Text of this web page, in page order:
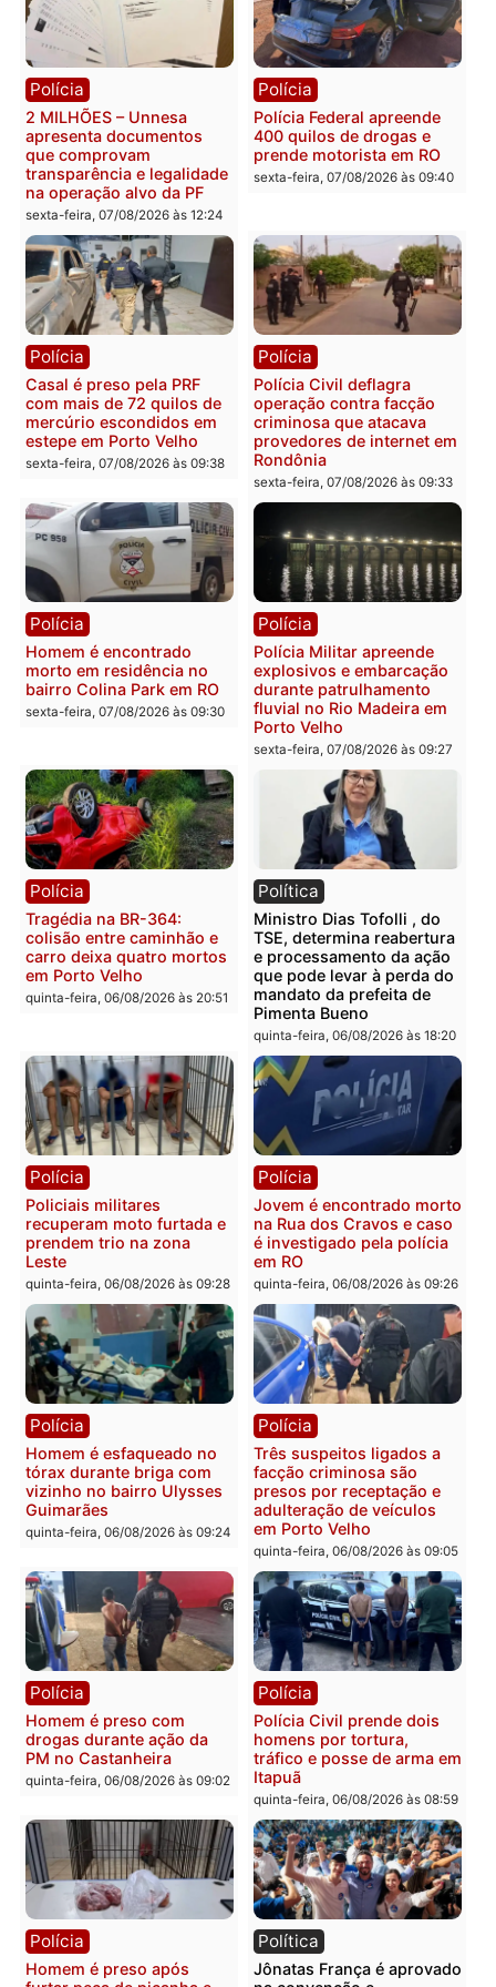
Você também vai querer ler...
Política
Marcos Rogério apresenta
Plano de Governo com
228 projetos, metas
públicas e
acompanhamento de
resultados
sexta-feira, 07/08/2026 às 18:49
Eleições 2026: Pastor
Evanildo pode ser o
primeiro pastor de
Rondônia na Câmara
Federal
sexta-feira, 07/08/2026 às
Polícia
2 MILHÕES – Unnesa
apresenta documentos
que comprovam
transparência e legalidade
na operação alvo da PF
sexta-feira, 07/08/2026 às 12:24
Polícia
Polícia Federal apreende
400 quilos de drogas e
prende motorista em RO
sexta-feira, 07/08/2026 às
Polícia
Casal é preso pela PRF
com mais de 72 quilos de
mercúrio escondidos em
estepe em Porto Velho
sexta-feira, 07/08/2026 às 09:38
Polícia
Polícia Civil deflagra
operação contra facção
criminosa que atacava
provedores de internet
Rondônia
sexta-feira, 07/08/2026 às
Polícia
Homem é encontrado
morto em residência no
bairro Colina Park em RO
sexta-feira, 07/08/2026 às 09:30
Polícia
Polícia Militar apreende
explosivos e
durante patrulhamento
fluvial no Rio Madeira em
Porto Velho
sexta-feira, 07/08/2026 às
Polícia
Tragédia na BR-364:
colisão entre caminhão e
carro deixa quatro mortos
em Porto Velho
Política
Ministro Dias Tofolli , do
TSE, determina
e processamento da
que pode levar à perda
mandato da prefeita de
Pimenta Bueno
quinta-feira, 06/08/2026 às
Polícia
Policiais militares
prendem trio na zona
Leste
quinta-feira, 06/08/2026 às 09:28
Polícia
Jovem é encontrado
na Rua dos Cravos e
é investigado pela
em RO
quinta-feira, 06/08/2026 às